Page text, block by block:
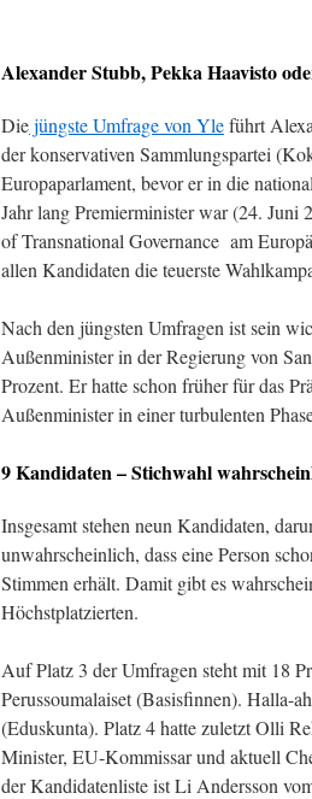
Alexander Stubb, Pekka Haavisto
Diejüngste Umfrage von Yleführt
der konservativen Sammlungspartei
Europaparlament, bevor er in die
Jahr lang Premierminister war (24.
of Transnational Governance am
allen Kandidaten die teuerste
Nach den jüngsten Umfragen ist sein
Außenminister in der Regierung von
Prozent. Er hatte schon früher für das
Außenminister in einer turbulenten
9 Kandidaten – Stichwahl
Insgesamt stehen neun Kandidaten,
unwahrscheinlich, dass eine Person
Stimmen erhält. Damit gibt es
Höchstplatzierten.
Auf Platz 3 der Umfragen steht mit 18
Perussoumalaiset (Basisfinnen). Halla-
(Eduskunta). Platz 4 hatte zuletzt Olli
Minister, EU-Kommissar und aktuell
der Kandidatenliste ist Li Andersson